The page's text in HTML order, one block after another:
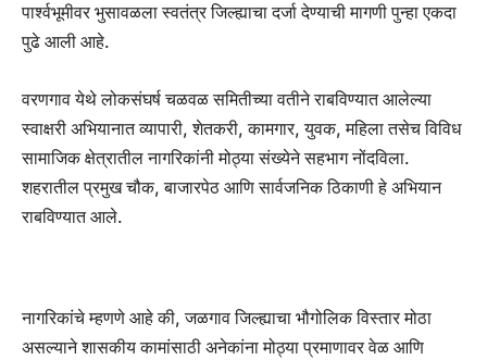
पार्श्वभूमीवर भुसावळला स्वतंत्र जिल्ह्याचा दर्जा देण्याची मागणी पुन्हा एकदा
पुढे आली आहे.
वरणगाव येथे लोकसंघर्ष चळवळ समितीच्या वतीने राबविण्यात आलेल्या
स्वाक्षरी अभियानात व्यापारी, शेतकरी, कामगार, युवक, महिला तसेच विविध
सामाजिक क्षेत्रातील नागरिकांनी मोठ्या संख्येने सहभाग नोंदविला.
शहरातील प्रमुख चौक, बाजारपेठ आणि सार्वजनिक ठिकाणी हे अभियान
राबविण्यात आले.
नागरिकांचे म्हणणे आहे की, जळगाव जिल्ह्याचा भौगोलिक विस्तार मोठा
असल्याने शासकीय कामांसाठी अनेकांना मोठ्या प्रमाणावर वेळ आणि